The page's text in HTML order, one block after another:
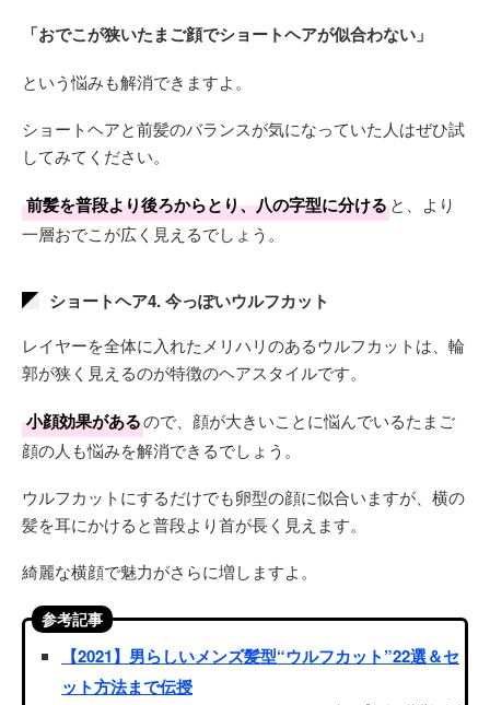
「おでこが狭いたまご顔でショートヘアが似合わない」
という悩みも解消できますよ。
ショートヘアと前髪のバランスが気になっていた人はぜひ試
してみてください。
前髪を普段より後ろからとり、八の字型に分けると、より
一層おでこが広く見えるでしょう。
ショートヘア4. 今っぽいウルフカット
レイヤーを全体に入れたメリハリのあるウルフカットは、輪
郭が狭く見えるのが特徴のヘアスタイルです。
小顔効果があるので、顔が大きいことに悩んでいるたまご
顔の人も悩みを解消できるでしょう。
ウルフカットにするだけでも卵型の顔に似合いますが、横の
髪を耳にかけると普段より首が長く見えます。
綺麗な横顔で魅力がさらに増しますよ。
参考記事
【2021】男らしいメンズ髪型“ウルフカット”22選＆セ
ット方法まで伝授